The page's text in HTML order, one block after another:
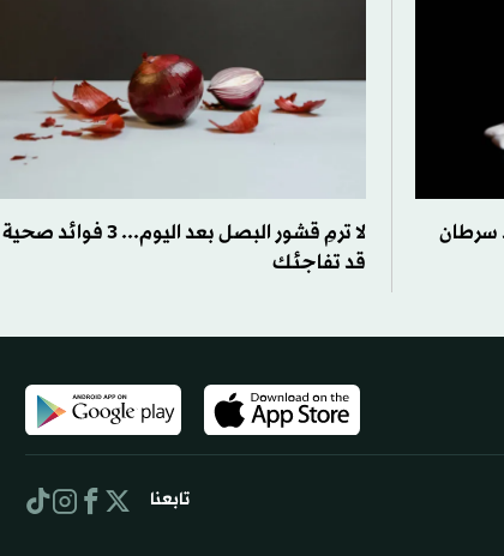
سرطان
لا ترمِ قشور البصل بعد اليوم... 3 فوائد صحية
قد تفاجئك
تابعنا